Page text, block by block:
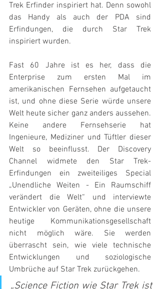
Trek Erfinder inspiriert hat. Denn sowohl
das Handy als auch der PDA sind
Erfindungen, die durch Star Trek
inspiriert wurden.
Fast 60 Jahre ist es her, dass die
Enterprise zum ersten Mal im
amerikanischen Fernsehen aufgetaucht
ist, und ohne diese Serie würde unsere
Welt heute sicher ganz anders aussehen.
Keine andere Fernsehserie hat
Ingenieure, Mediziner und Tüftler dieser
Welt so beeinflusst. Der Discovery
Channel widmete den Star Trek-
Erfindungen ein zweiteiliges Special
„Unendliche Weiten - Ein Raumschiff
verändert die Welt“ und interviewte
Entwickler von Geräten, ohne die unsere
heutige Kommunikationsgesellschaft
nicht möglich wäre. Sie werden
überrascht sein, wie viele technische
Entwicklungen und soziologische
Umbrüche auf Star Trek zurückgehen.
„Science Fiction wie Star Trek ist